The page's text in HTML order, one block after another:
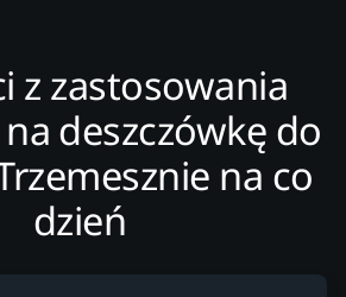
z zastosowania
deszczówkę do
na co
dzień